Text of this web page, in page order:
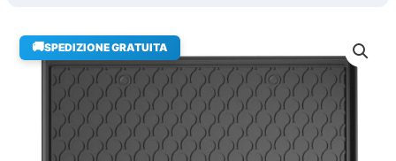
🚚SPEDIZIONE GRATUITA